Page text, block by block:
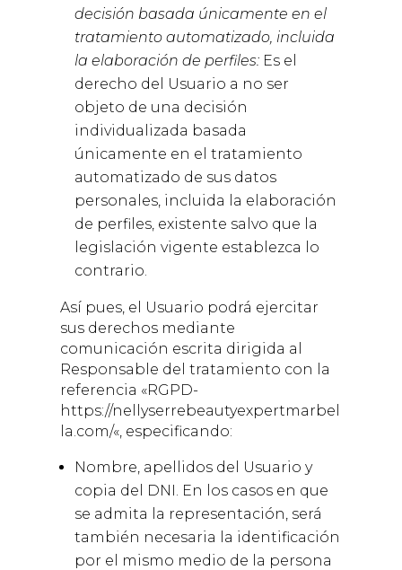
decisión basada únicamente en el
tratamiento automatizado, incluida
la elaboración de perfiles: Es el
derecho del Usuario a no ser
objeto de una decisión
individualizada basada
únicamente en el tratamiento
automatizado de sus datos
personales, incluida la elaboración
de perfiles, existente salvo que la
legislación vigente establezca lo
contrario.
Así pues, el Usuario podrá ejercitar
sus derechos mediante
comunicación escrita dirigida al
Responsable del tratamiento con la
referencia «RGPD-
https://nellyserrebeautyexpertmarbel
la.com/«, especificando:
Nombre, apellidos del Usuario y
copia del DNI. En los casos en que
se admita la representación, será
también necesaria la identificación
por el mismo medio de la persona